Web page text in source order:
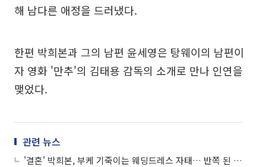
해 남다른 애정을 드러냈다.
한편 박희본과 그의 남편 윤세영은 탕웨이의 남편이
자 영화 '만추'의 김태용 감독의 소개로 만나 인연을
맺었다.
관련 뉴스
'결혼' 박희본, 부케 기죽이는 웨딩드레스 자태… 반쪽 된 얼굴 '눈길'